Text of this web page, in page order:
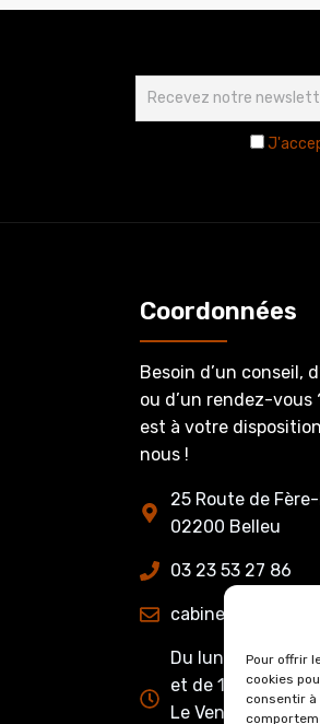
Pour offrir
cookies
consentir
Coordonnées
Besoin d’un conseil,
ou d’un rendez-vous
est à votre
nous !
25 Route de
02200 Belleu
03 23 53 27 86
Du lundi au jeudi
et de 13h15 à
Le Vendredi : de